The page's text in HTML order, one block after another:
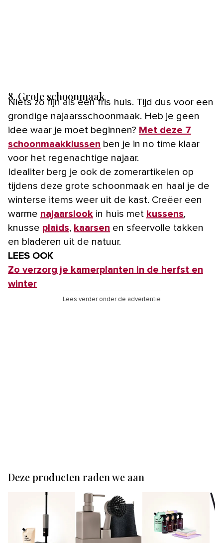
8. Grote schoonmaak
Niets zo fijn als een fris huis. Tijd dus voor een
grondige najaarsschoonmaak. Heb je geen
idee waar je moet beginnen? Met deze 7
schoonmaakklussen ben je in no time klaar
voor het regenachtige najaar.
Idealiter berg je ook de zomerartikelen op
tijdens deze grote schoonmaak en haal je de
winterse items weer uit de kast. Creëer een
warme najaarslook in huis met kussens,
knusse plaids, kaarsen en sfeervolle takken
en bladeren uit de natuur.
LEES OOK
Zo verzorg je kamerplanten in de herfst en
winter
Lees verder onder de advertentie
Deze producten raden we aan